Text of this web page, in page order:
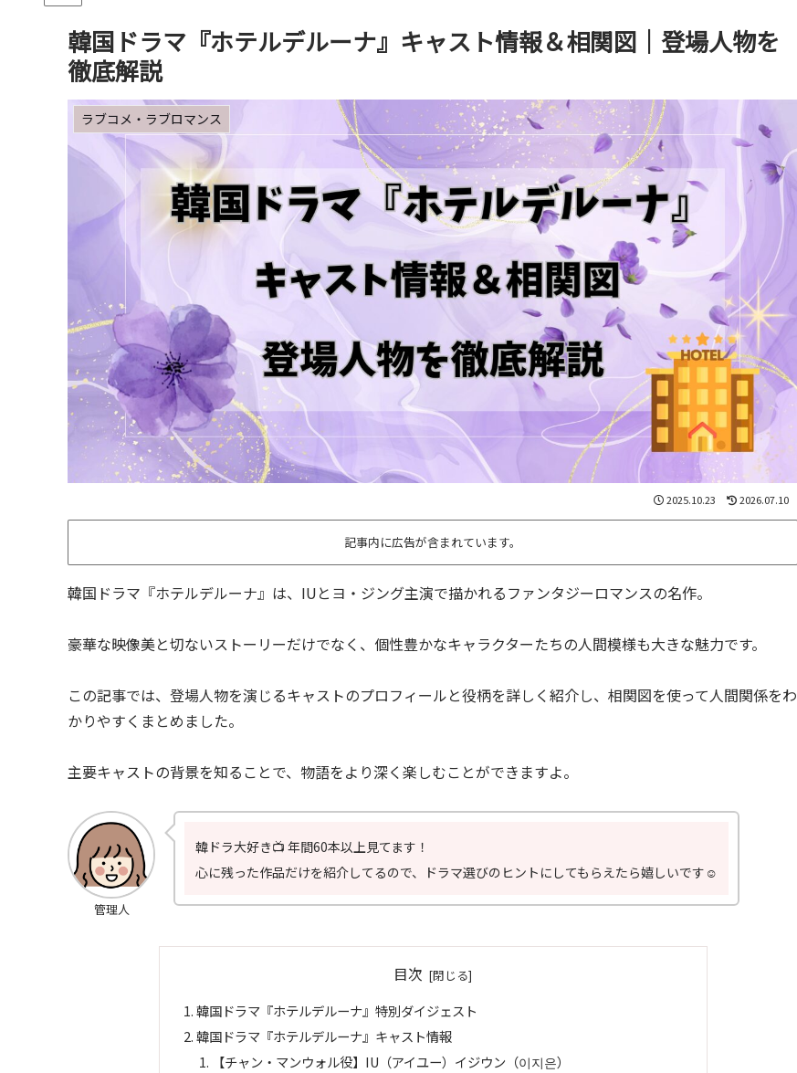
韓国ドラマ『ホテルデルーナ』キャスト情報＆相関図｜登場人物を
徹底解説
ラブコメ・ラブロマンス
2025.10.23 2026.07.10
記事内に広告が含まれています。
韓国ドラマ『ホテルデルーナ』は、IUとヨ・ジング主演で描かれるファンタジーロマンスの名作。
豪華な映像美と切ないストーリーだけでなく、個性豊かなキャラクターたちの人間模様も大きな魅力です。
この記事では、登場人物を演じるキャストのプロフィールと役柄を詳しく紹介し、相関図を使って人間関係をわ
かりやすくまとめました。
主要キャストの背景を知ることで、物語をより深く楽しむことができますよ。
管理人
韓ドラ大好き📺 年間60本以上見てます！
心に残った作品だけを紹介してるので、ドラマ選びのヒントにしてもらえたら嬉しいです☺️
目次
韓国ドラマ『ホテルデルーナ』特別ダイジェスト
韓国ドラマ『ホテルデルーナ』キャスト情報
【チャン・マンウォル役】IU（アイユー）イジウン（이지은）